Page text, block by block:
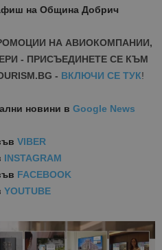
на Община Добрич
НА АВИОКОМПАНИИ,
- ПРИСЪЕДИНЕТЕ СЕ КЪМ
- ВКЛЮЧИ СЕ ТУК!
новини в Google News
VIBER
INSTAGRAM
FACEBOOK
YOUTUBE